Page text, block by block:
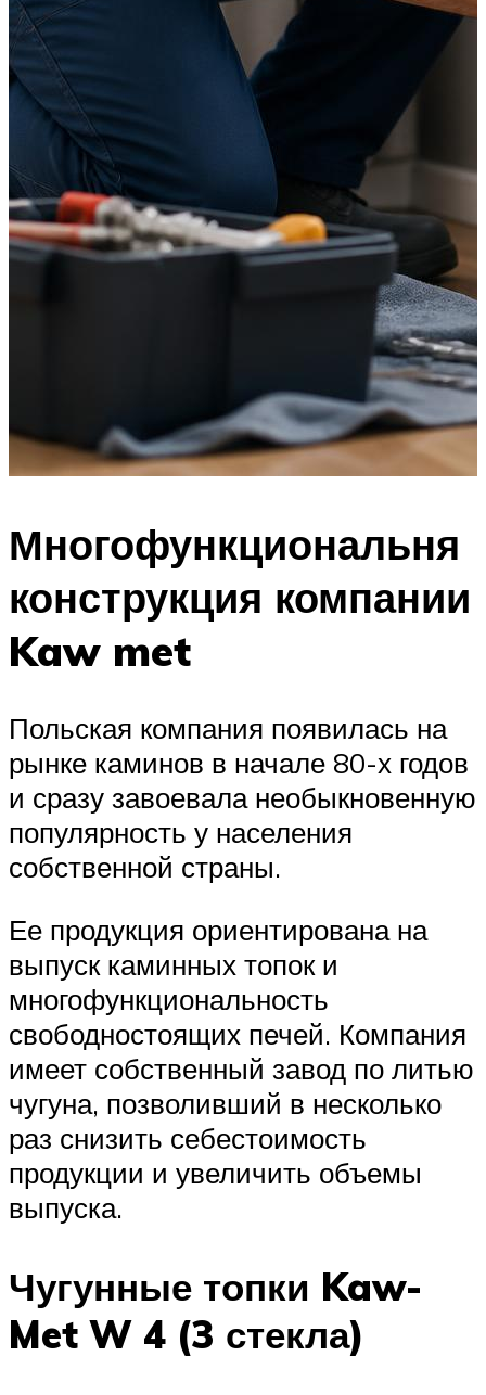
Многофункциональня
конструкция компании
Kaw met
Польская компания появилась на
рынке каминов в начале 80-х годов
и сразу завоевала необыкновенную
популярность у населения
собственной страны.
Ее продукция ориентирована на
выпуск каминных топок и
многофункциональность
свободностоящих печей. Компания
имеет собственный завод по литью
чугуна, позволивший в несколько
раз снизить себестоимость
продукции и увеличить объемы
выпуска.
Чугунные топки Kaw-
Met W 4 (3 стекла)